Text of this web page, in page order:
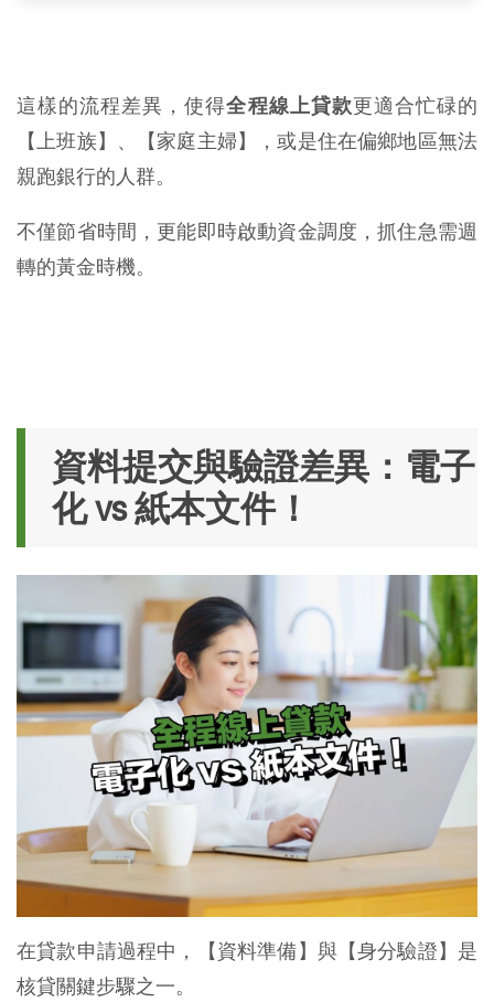
這樣的流程差異，使得全程線上貸款更適合忙碌的
【上班族】、【家庭主婦】，或是住在偏鄉地區無法
親跑銀行的人群。
不僅節省時間，更能即時啟動資金調度，抓住急需週
轉的黃金時機。
資料提交與驗證差異：電子
化 vs 紙本文件！
在貸款申請過程中，【資料準備】與【身分驗證】是
核貸關鍵步驟之一。